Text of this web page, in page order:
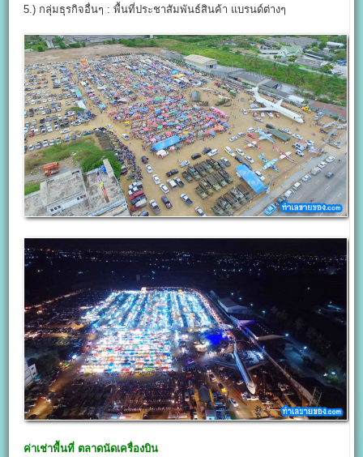
5.) กลุ่มธุรกิจอื่นๆ : พื้นที่ประชาสัมพันธ์สินค้า แบรนด์ต่างๆ
ค่าเช่าพื้นที่ ตลาดนัดเครื่องบิน